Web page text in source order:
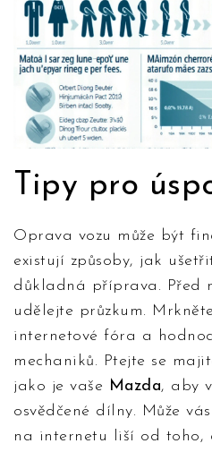
Tipy pro
Oprava vozu může být
existují způsoby, jak
důkladná příprava. Před
udělejte průzkum.
internetové fóra a
mechaniků. Ptejte se
jako je vaše Mazda, aby
osvědčené dílny. Může
na internetu liší od toho,